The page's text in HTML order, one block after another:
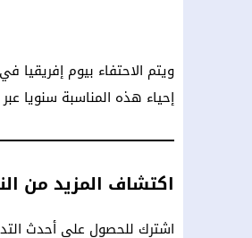
إحياء هذه المناسبة سنويا
اكتشاف المزيد من
اشترك للحصول على أحدث